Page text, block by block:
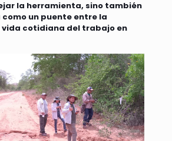
la herramienta, sino también
un puente entre la
cotidiana del trabajo en